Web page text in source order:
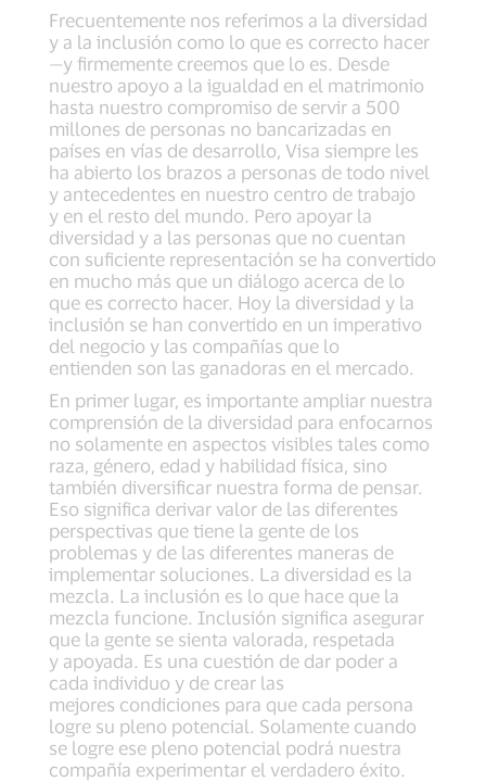
Frecuentemente nos referimos a la diversidad
y a la inclusión como lo que es correcto hacer
—y firmemente creemos que lo es. Desde
nuestro apoyo a la igualdad en el matrimonio
hasta nuestro compromiso de servir a 500
millones de personas no bancarizadas en
países en vías de desarrollo, Visa siempre les
ha abierto los brazos a personas de todo nivel
y antecedentes en nuestro centro de trabajo
y en el resto del mundo. Pero apoyar la
diversidad y a las personas que no cuentan
con suficiente representación se ha convertido
en mucho más que un diálogo acerca de lo
que es correcto hacer. Hoy la diversidad y la
inclusión se han convertido en un imperativo
del negocio y las compañías que lo
entienden son las ganadoras en el mercado.
En primer lugar, es importante ampliar nuestra
comprensión de la diversidad para enfocarnos
no solamente en aspectos visibles tales como
raza, género, edad y habilidad física, sino
también diversificar nuestra forma de pensar.
Eso significa derivar valor de las diferentes
perspectivas que tiene la gente de los
problemas y de las diferentes maneras de
implementar soluciones. La diversidad es la
mezcla. La inclusión es lo que hace que la
mezcla funcione. Inclusión significa asegurar
que la gente se sienta valorada, respetada
y apoyada. Es una cuestión de dar poder a
cada individuo y de crear las
mejores condiciones para que cada persona
logre su pleno potencial. Solamente cuando
se logre ese pleno potencial podrá nuestra
compañía experimentar el verdadero éxito.